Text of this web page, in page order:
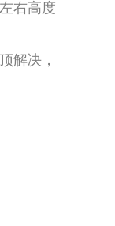
右高度
解决，